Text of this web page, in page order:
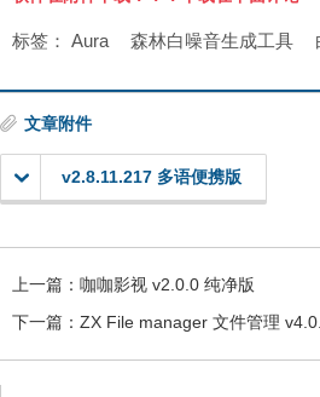
标签： Aura 森林白噪音生成工具
文章附件
v2.8.11.217 多语便携版
上一篇： 咖咖影视 v2.0.0 纯净版
下一篇： ZX File manager 文件管理